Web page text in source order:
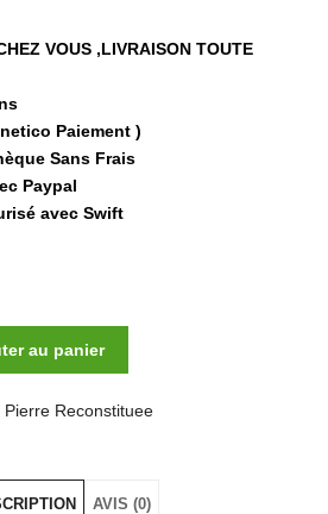
VOUS ,LIVRAISON TOUTE
Paiement )
Sans Frais
Paypal
avec Swift
EN PIERRE
au panier
Reconstituee
AVIS (0)